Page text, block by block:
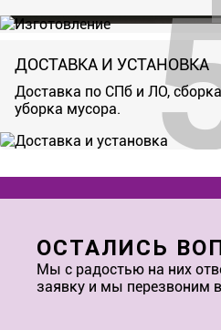
ДОСТАВКА И УСТАНОВКА
Доставка по СПб и ЛО,
уборка мусора.
ОСТАЛИСЬ
Мы с радостью на них
заявку и мы перезвоним